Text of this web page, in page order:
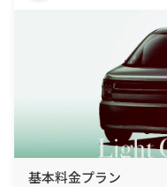
基本料金プラン